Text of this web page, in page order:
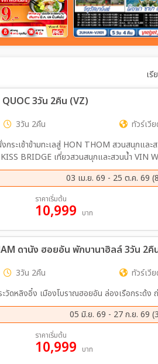
เรี
3วัน 2คืน (VZ)
3วัน 2คืน
ทัวร์เวี
ระเช้าข้ามทะเลสู่ HON THOM สวนสนุกและ
BRIDGE เที่ยวสวนสนุกและสวนน้ำ VIN
03 เม.ย. 69 - 25 ต.ค. 69
28 ส.ค. 69 - 30 ส.ค. 69
25 ก.ย. 69 - 27 ก.ย. 69
09 ต.
ราคาเริ่มต้น
10,999 บาท
ดานัง ฮอยอัน พักบานาฮิลล์ 3วัน 2คื
3วัน 2คืน
ทัวร์เวี
เพลินบนบานาฮิลล์ ไหว้พระวัดหลิงอิ๋ง เมืองโบราณฮอยอัน ล่องเรือ
05 มิ.ย. 69 - 27 ก.ย. 69
04 ก.ย. 69 - 06 ก.ย. 69
ราคาเริ่มต้น
10,999 บาท